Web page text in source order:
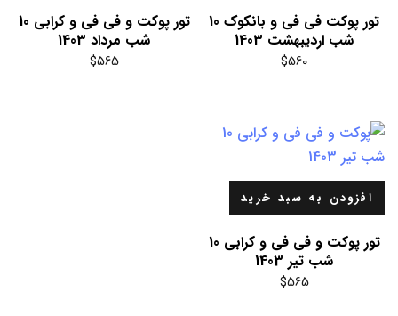
تور پوکت فی فی و بانکوک 10
شب اردیبهشت 1403
$560
تور پوکت و فی فی و کرابی 10
شب مرداد 1403
$565
افزودن به سبد خرید
تور پوکت و فی فی و کرابی 10
شب تیر 1403
$565